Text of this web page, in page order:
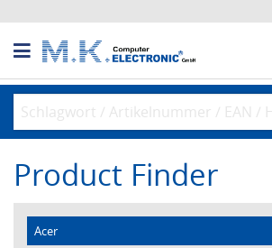
Product Finder